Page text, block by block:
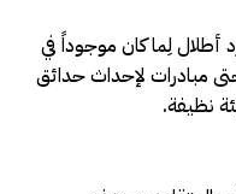
أطلال لِما كان موجوداً في
حتى مبادرات لإحداث حدائق
نظيفة.